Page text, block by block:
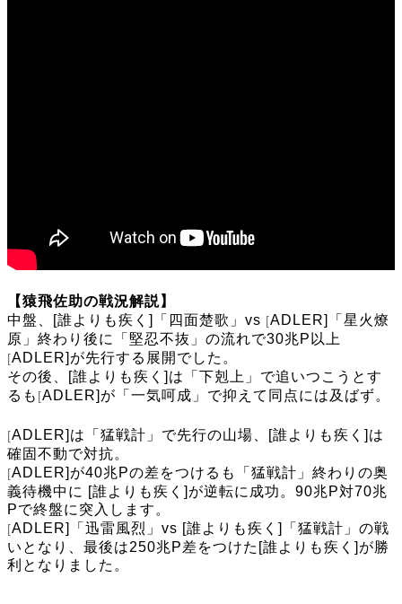
【猿飛佐助の戦況解説】
中盤、[誰よりも疾く]「四面楚歌」vs [ADLER]「星火燎
原」終わり後に「堅忍不抜」の流れで30兆P以上
[ADLER]が先行する展開でした。
その後、[誰よりも疾く]は「下剋上」で追いつこうとす
るも [ADLER]が「一気呵成」で抑えて同点には及ばず。
[ADLER]は「猛戦計」で先行の山場、[誰よりも疾く]は
確固不動で対抗。
[ADLER]が40兆Pの差をつけるも「猛戦計」終わりの奥
義待機中に [誰よりも疾く]が逆転に成功。90兆P対70兆
Pで終盤に突入します。
[ADLER]「迅雷風烈」vs [誰よりも疾く]「猛戦計」の戦
いとなり、最後は250兆P差をつけた[誰よりも疾く]が勝
利となりました。